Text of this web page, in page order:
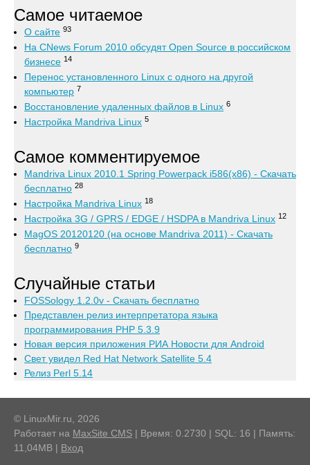
Самое читаемое
О сайте 93
На CNews Forum 2010 обсудят Open Source в российском
бизнесе 14
Перенос установленного Linux с одного на другой
компьютер 7
Восстановление удаленных файлов в Linux 6
Настройка Mandriva Linux 5
Самое комментируемое
Mandriva Linux 2010.1 Spring Powerpack i586(x86) - Скачать
бесплатно 28
Настройка Mandriva Linux 18
Настройка 3G / GPRS / EDGE / HSDPA в Mandriva Linux 12
MagOS 20120120 (на основе Mandriva 2011) - Скачать
бесплатно 9
Случайные статьи
FOSSology 1.2.0v - Скачать бесплатно
Представлен релиз интерпретатора языка
программирования PHP 5.3.9
Новая версия приложения РИА Новости для Android
Свет увидел Red Hat Network Satellite 5.4
Релиз Perl 5.14
© LinuxMir.ru, 2026
Работает на MaxSite CMS | Время: 0.2730 | SQL: 16 | Память:
11,04MB | Вход